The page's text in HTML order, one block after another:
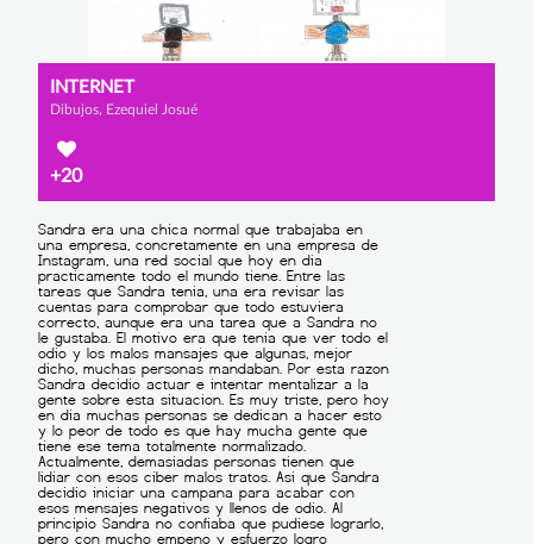
INTERNET
Dibujos, Ezequiel Josué
+20